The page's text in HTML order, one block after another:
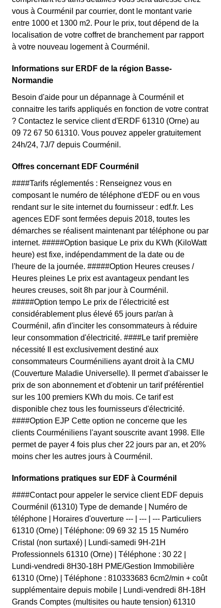
vous à Courménil par courrier, dont le montant varie
entre 1000 et 1300 m2. Pour le prix, tout dépend de la
localisation de votre coffret de branchement par rapport
à votre nouveau logement à Courménil.
Informations sur ERDF de la région Basse-
Normandie
Besoin d'aide pour un dépannage à Courménil et
connaitre les tarifs appliqués en fonction de votre contrat
? Contactez le service client d'ERDF 61310 (Orne) au
09 72 67 50 61310. Vous pouvez appeler gratuitement
24h/24, 7J/7 depuis Courménil.
Offres concernant EDF Courménil
####Tarifs réglementés : Renseignez vous en
composant le numéro de téléphone d'EDF ou en vous
rendant sur le site internet du fournisseur : edf.fr. Les
agences EDF sont fermées depuis 2018, toutes les
démarches se réalisent maintenant par téléphone ou par
internet. #####Option basique Le prix du KWh (KiloWatt
heure) est fixe, indépendamment de la date ou de
l'heure de la journée. #####Option Heures creuses /
Heures pleines Le prix est avantageux pendant les
heures creuses, soit 8h par jour à Courménil.
#####Option tempo Le prix de l'électricité est
considérablement plus élevé 65 jours par/an à
Courménil, afin d'inciter les consommateurs à réduire
leur consommation d'électricité. ####Le tarif première
nécessité Il est exclusivement destiné aux
consommateurs Courméniliens ayant droit à la CMU
(Couverture Maladie Universelle). Il permet d'abaisser le
prix de son abonnement et d'obtenir un tarif préférentiel
sur les 100 premiers KWh du mois. Ce tarif est
disponible chez tous les fournisseurs d'électricité.
####Option EJP Cette option ne concerne que les
clients Courméniliens l'ayant souscrite avant 1998. Elle
permet de payer 4 fois plus cher 22 jours par an, et 20%
moins cher les autres jours à Courménil.
Informations pratiques sur EDF à Courménil
####Contact pour appeler le service client EDF depuis
Courménil (61310) Type de demande | Numéro de
téléphone | Horaires d'ouverture --- | --- | --- Particuliers
61310 (Orne) | Téléphone: 09 69 32 15 15 Numéro
Cristal (non surtaxé) | Lundi-samedi 9H-21H
Professionnels 61310 (Orne) | Téléphone : 30 22 |
Lundi-vendredi 8H30-18H PME/Gestion Immobilière
61310 (Orne) | Téléphone : 810333683 6cm2/min + coût
supplémentaire depuis mobile | Lundi-vendredi 8H-18H
Grands Comptes (multisites ou haute tension) 61310